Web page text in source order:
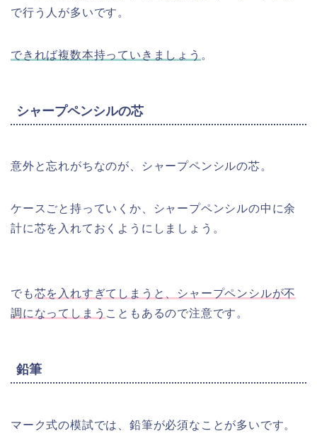
で行う人が多いです。
できれば複数本持っていきましょう 。
シャープペンシルの芯
意外と忘れがちなのが、シャープペンシルの芯。
ケースごと持っていくか、シャープペンシルの中に余
計に芯を入れておくようにしましょう。
でも芯を入れすぎてしまうと、シャープペンシルが不
調になってしまう こともあるので注意です。
鉛筆
マーク式の模試では、鉛筆が必須なことが多いです。